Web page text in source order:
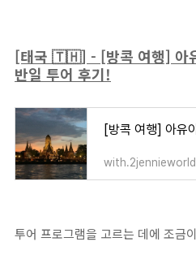
[태국 🇹🇭] - [방콕 여행] 아
반일 투어 후기!
투어 프로그램을 고르는 데에 조금